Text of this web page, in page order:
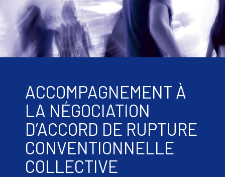
ACCOMPAGNEMENT À
LA NÉGOCIATION
D’ACCORD DE RUPTURE
CONVENTIONNELLE
COLLECTIVE